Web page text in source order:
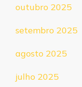
outubro 2025
setembro 2025
agosto 2025
julho 2025